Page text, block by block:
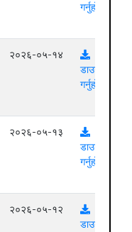
गर्नुहोस्
२०२६-०५-१४
डाउनलोड
गर्नुहोस्
२०२६-०५-१३
डाउनलोड
गर्नुहोस्
२०२६-०५-१२
डाउनलोड